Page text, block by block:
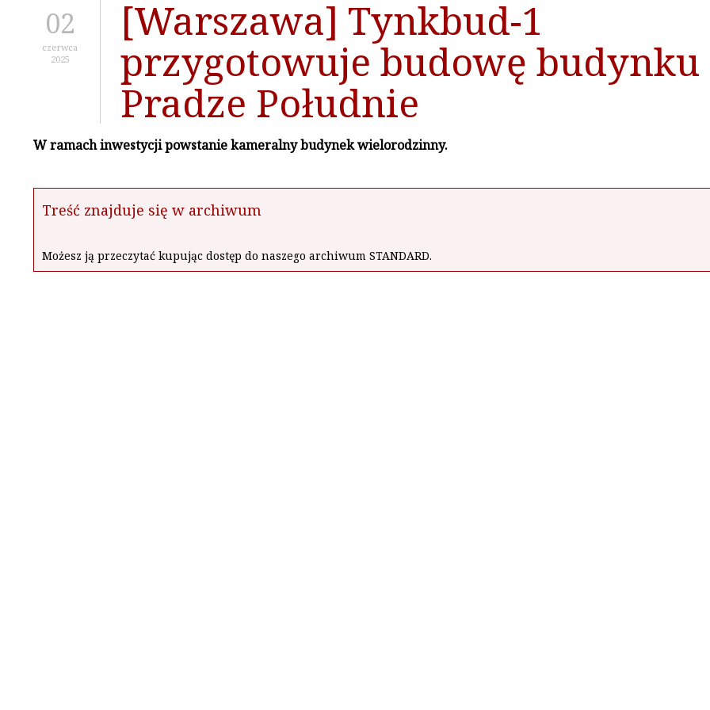
[Warszawa] Tynkbud-1
przygotowuje budowę budynku
Pradze Południe
02
czerwca
2025
W ramach inwestycji powstanie kameralny budynek wielorodzinny.
Treść znajduje się w archiwum
Możesz ją przeczytać kupując dostęp do naszego archiwum STANDARD.